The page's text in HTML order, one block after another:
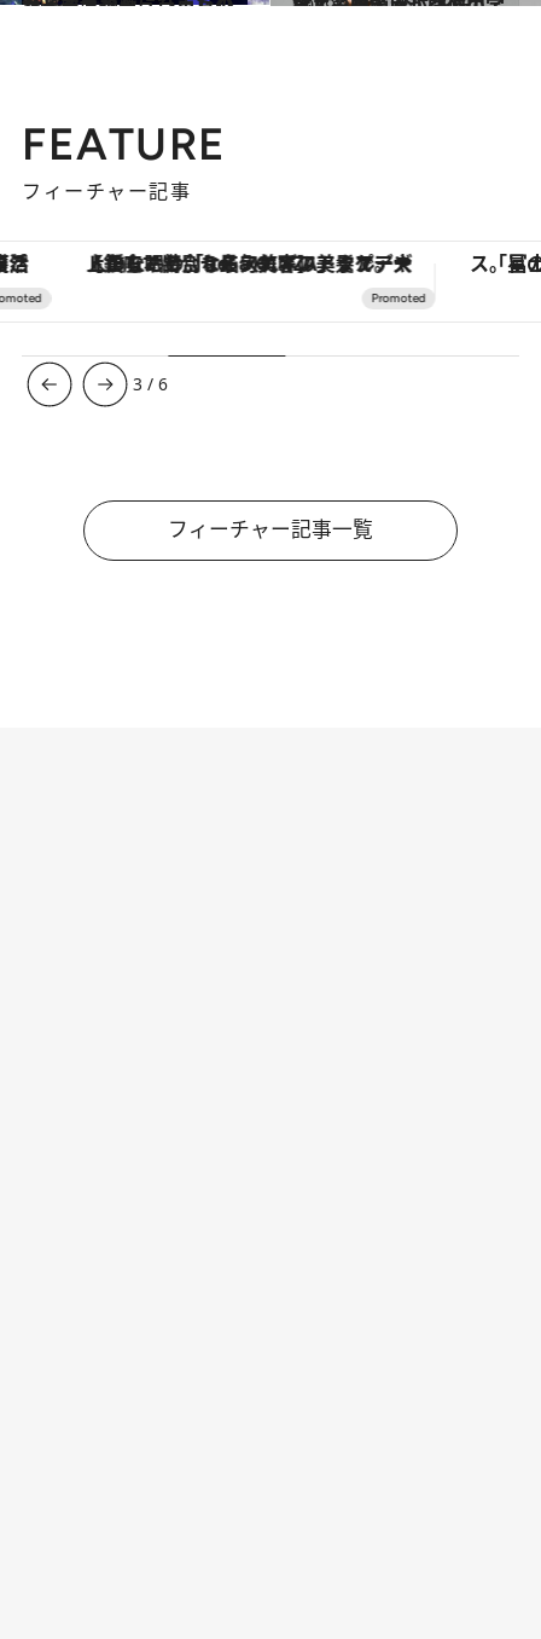
2019.10.11
ピエール・カルダンの宇宙ルック！ 今こそ新しく感じる回顧展が開催中
旅＆お出かけ
FEATURE
フィーチャー記事
【銀座で出合う最旬美容】美髪ケアや上質な眠り…セルフケアのアップデートから、特別な名入れギフトまで。大人のための「ReFa GINZA」クルーズ
3 /6
フィーチャー記事一覧